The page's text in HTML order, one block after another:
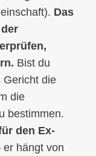
Das
Bist du
Gericht die
die
bestimmen.
den Ex-
er hängt von